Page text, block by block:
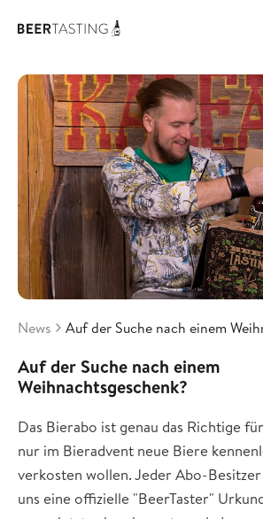
News Auf der Suche nach einem
Auf der Suche nach einem
Weihnachtsgeschenk?
Das Bierabo ist genau das Richtige
nur im Bieradvent neue Biere
verkosten wollen. Jeder Abo-
uns eine offizielle "BeerTaster"